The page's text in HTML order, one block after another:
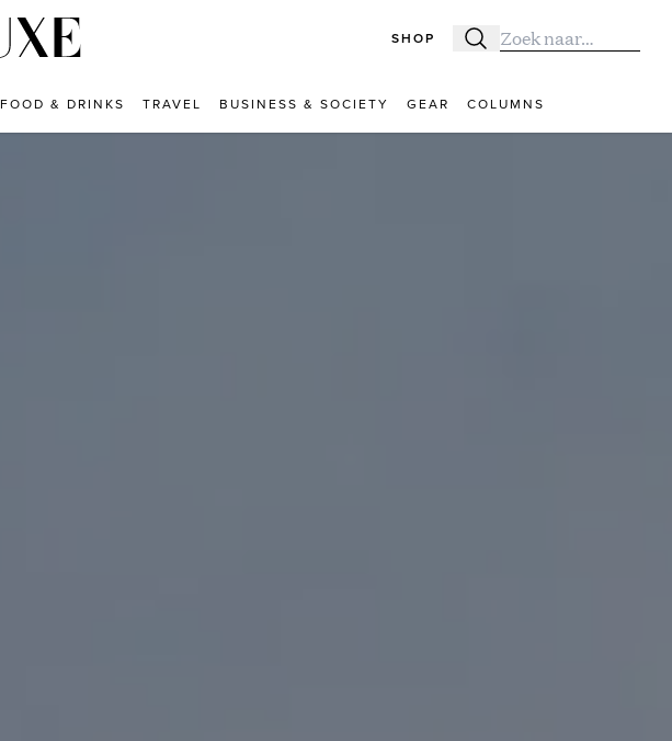
SHOP Zoeken
Zoek naar:
FOOD & DRINKS TRAVEL BUSINESS & SOCIETY GEAR COLUMNS